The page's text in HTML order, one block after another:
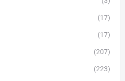
(17)
(17)
(207)
(223)